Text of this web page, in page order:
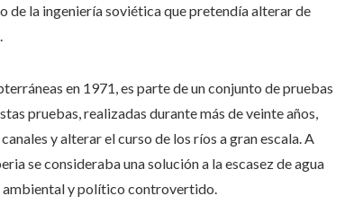
de la ingeniería soviética que pretendía alterar de
en 1971, es parte de un conjunto de pruebas
pruebas, realizadas durante más de veinte años,
y alterar el curso de los ríos a gran escala. A
se consideraba una solución a la escasez de agua
ambiental y político controvertido.